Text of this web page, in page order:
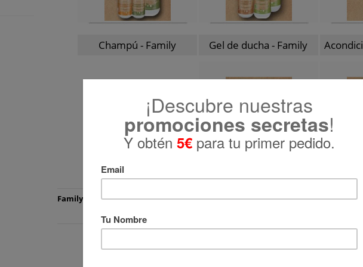
Champú - Family Gel de ducha - Family
Family: 1 - 12 de 22 productos